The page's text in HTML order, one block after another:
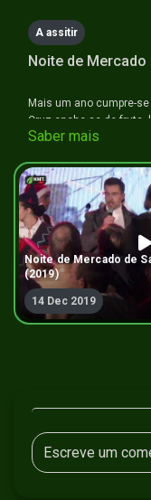
A assitir
Noite de Mercado
Mais um ano cumpre-
Cruz enche-se de
desta época festiva,
Saber mais
Noite de Mercado de
(2019)
14 Dec 2019